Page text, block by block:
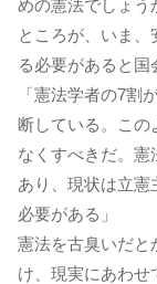
めの憲法でしょう
ところが、いま
る必要があると国
「憲法学者の7割
断している。この
なくすべきだ。
あり、現状は立憲
必要がある」
憲法を古臭いだと
け、現実にあわ